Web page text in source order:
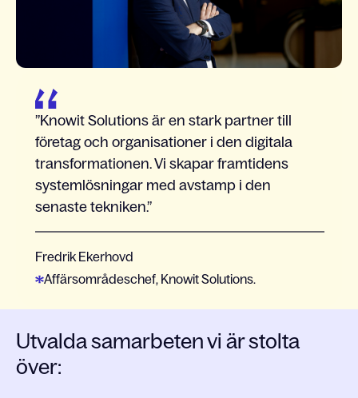
Knowit Solutions är en stark partner till
företag och organisationer i den digitala
transformationen. Vi skapar framtidens
systemlösningar med avstamp i den
senaste tekniken.
Fredrik Ekerhovd
Affärsområdeschef, Knowit Solutions.
Utvalda samarbeten vi är stolta
över: